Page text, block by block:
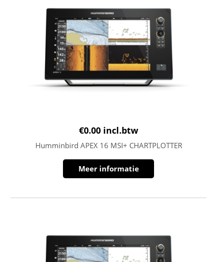
€0.00 incl.btw
Humminbird APEX 16 MSI+ CHARTPLOTTER
Meer informatie